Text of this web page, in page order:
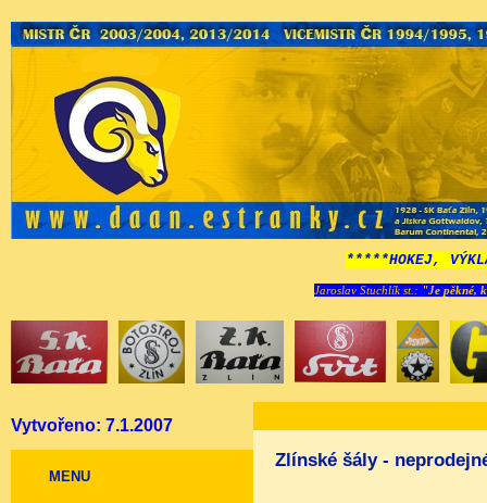
*****HOKEJ,
Jaroslav Stuchlík st.: "Je pěkné,
Vytvořeno: 7.1.2007
MENU
Zlínské šály -